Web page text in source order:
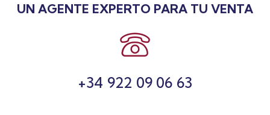
UN AGENTE EXPERTO PARA TU VENTA
+34 922 09 06 63